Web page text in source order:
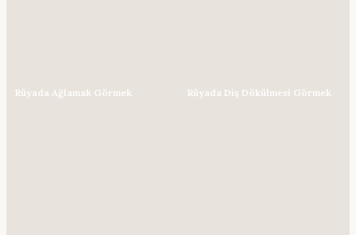
Rüyada Ağlamak Görmek Rüyada Diş Dökülmesi Görmek